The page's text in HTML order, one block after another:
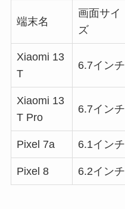
端末名
画面サイ
ズ
Xiaomi 13
T
6.7インチ
Xiaomi 13
T Pro
6.7インチ
Pixel 7a 6.1インチ
Pixel 8 6.2インチ